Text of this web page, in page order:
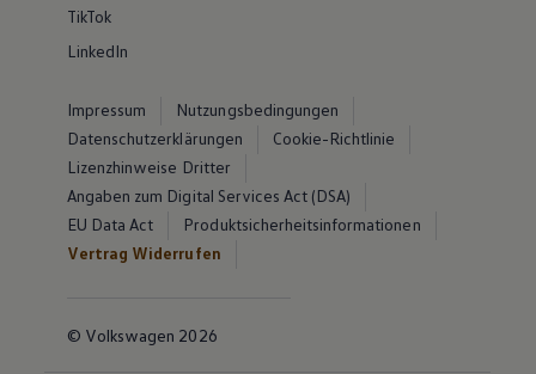
TikTok
LinkedIn
Impressum
Nutzungsbedingungen
Datenschutzerklärungen
Cookie-Richtlinie
Lizenzhinweise Dritter
Angaben zum Digital Services Act (DSA)
EU Data Act
Produktsicherheitsinformationen
Vertrag Widerrufen
© Volkswagen 2026